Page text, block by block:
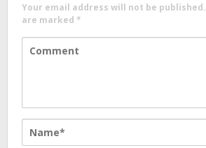
Your email address will not be published.
are marked *